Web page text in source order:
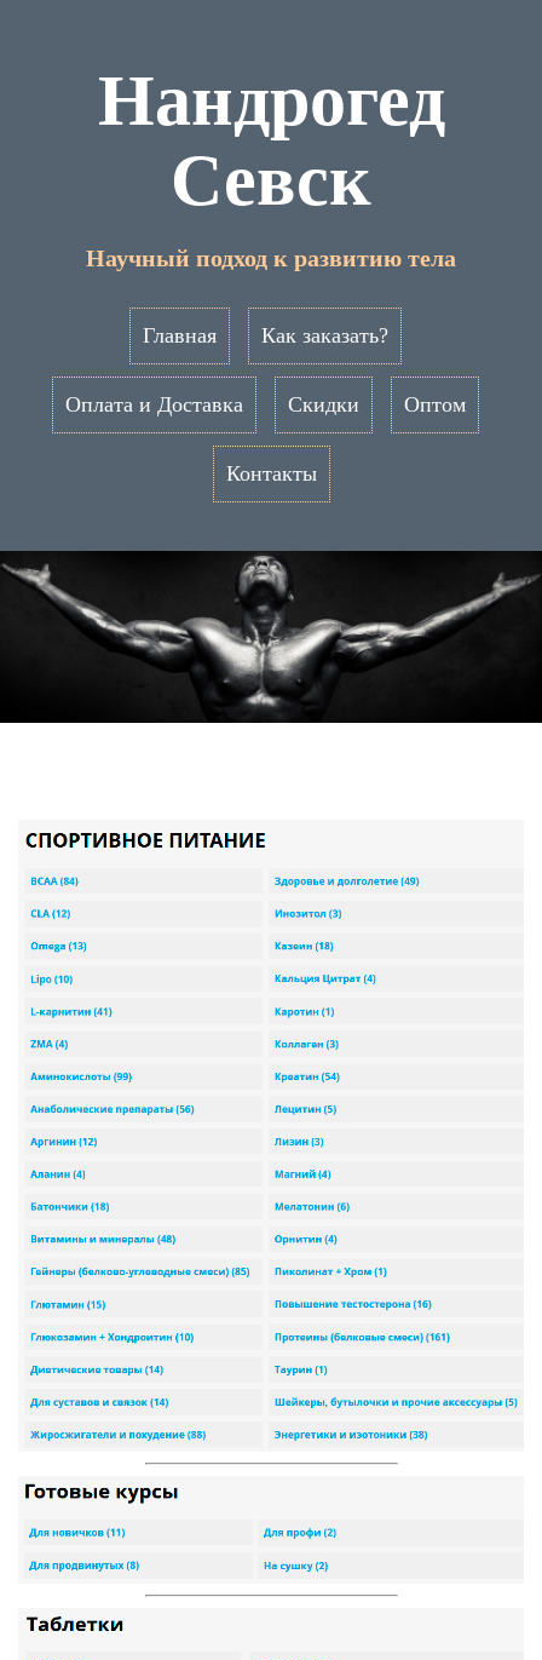
Нандрогед
Севск
Научный подход к развитию тела
Главная Как заказать?
Оплата и Доставка Скидки Оптом
Контакты